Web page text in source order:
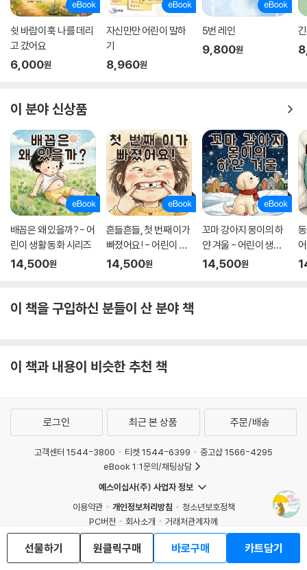
각을 펼치고, 감정을 표현하며, 타인과 상호작용 하는 것을 배우는 시기라
는 뜻이다. 하지만 아이들은 감정을 느끼는 것이 미숙하다. 감정의 변화를
알아차려도 그 감정이 무엇인지 아는 것은 어렵다. 게다가 그 감정을 언어
화하여 인식하고 표현하는 것은 그보다 훨씬 더 어려운 일이다. 상당한 경
험의 축적과 연습을 요구하는 일이기 때문이다. AI가 등장하고, 디지털기
동물이다. 내 마음의 변화를 느끼고, 그 마음의 변화를 안전하게 표현한다
음을 평안하게 지킬 수 있다.
〈A Big Heart 지켜주기 그림책〉 시리즈는 자신이 느낀 인식하고 표현하는
연습을 할 수 있도록 돕는다. 특히 관계 맺기, 슬픔, 궁금증, 거절, 미안함
등 사회에 나아간 아이가 마음의 근육을 단단하게 만들면서 건강한 관계를
맺도록 돕는 주제들을 주로 다루었다. 곰, 토끼, 오리 같은 친근한 동물 캐
릭터와 노래하는 새, 하늘에서 떨어지는 비, 재미있는 게임, 보호해 주는
는 눈높이에서 이야기를 풀어냈다. 책 마지막에는 활용 가이드를 실어 부
해 대화를 이어 갈 수 있도록 구성했다.
1학년 1학기 통합) 1. 학교 / 1학년 2학기 통합) 2. 약속
쉿 바람이 훅 나를 데리
고 갔어요
6,000원
자신만만 어린이 말하
기
8,960원
5번 레인
9,800원
이 분야 신상품
배꼽은 왜 있을까? - 어
린이 생활 동화 시리즈
14,500원
흔들흔들, 첫 번째 이가
빠졌어요! - 어린이 생
활 동화 시리즈
14,500원
꼬마 강아지 몽이의 하
얀 겨울 - 어린이 생활
동화 시리즈
14,500원
즈
이 책을 구입하신 분들이 산 분야 책
이 책과 내용이 비슷한 추천 책
선물하기 원클릭구매 바로구매 카트담기
로그인 최근 본 상품 주문/배송
고객센터 1544-3800 티켓 1544-6399
중고샵 1566-4295
eBook 1:1문의/채팅상담
예스이십사(주) 사업자 정보
이용약관
개인정보처리방침
청소년보호정책
PC버전
회사소개
거래처관계자께
도서홍보
광고
Copyright © YES24 Corp. All Rights Reserved.
MATOM3